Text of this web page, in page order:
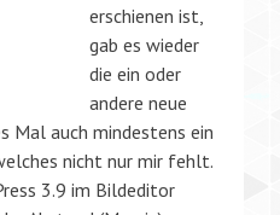
erschienen ist,
gab es wieder
die ein oder
andere neue
Mal auch mindestens ein
nicht nur mir fehlt.
3.9 im Bildeditor